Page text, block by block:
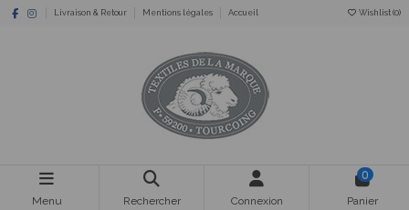
Livraison & Retour Mentions légales Accueil Wishlist (0)
Menu Rechercher Connexion
0
Panier